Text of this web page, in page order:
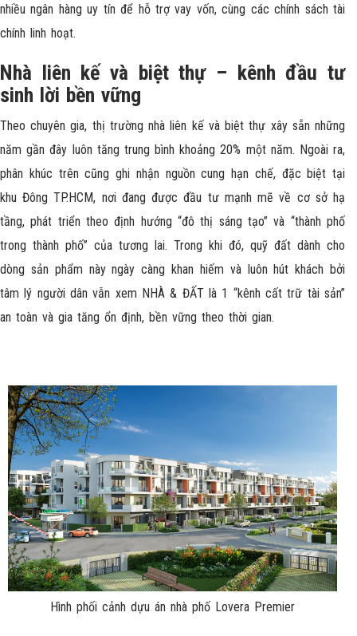
nhiều ngân hàng uy tín để hỗ trợ vay vốn, cùng các chính sách tài
chính linh hoạt.
Nhà liên kế và biệt thự – kênh đầu tư
sinh lời bền vững
Theo chuyên gia, thị trường nhà liên kế và biệt thự xây sẵn những
năm gần đây luôn tăng trung bình khoảng 20% một năm. Ngoài ra,
phân khúc trên cũng ghi nhận nguồn cung hạn chế, đặc biệt tại
khu Đông TP.HCM, nơi đang được đầu tư mạnh mẽ về cơ sở hạ
tầng, phát triển theo định hướng “đô thị sáng tạo” và “thành phố
trong thành phố” của tương lai. Trong khi đó, quỹ đất dành cho
dòng sản phẩm này ngày càng khan hiếm và luôn hút khách bởi
tâm lý người dân vẫn xem NHÀ & ĐẤT là 1 “kênh cất trữ tài sản”
an toàn và gia tăng ổn định, bền vững theo thời gian.
Hình phối cảnh dựu án nhà phố Lovera Premier